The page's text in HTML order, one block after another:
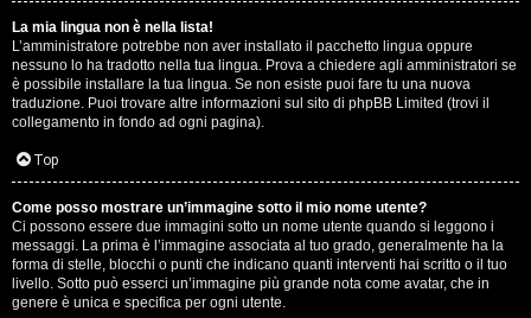
La mia lingua non è nella lista!
L’amministratore potrebbe non aver installato il pacchetto lingua oppure
nessuno lo ha tradotto nella tua lingua. Prova a chiedere agli amministratori se
è possibile installare la tua lingua. Se non esiste puoi fare tu una nuova
traduzione. Puoi trovare altre informazioni sul sito di phpBB Limited (trovi il
collegamento in fondo ad ogni pagina).
Top
Come posso mostrare un’immagine sotto il mio nome utente?
Ci possono essere due immagini sotto un nome utente quando si leggono i
messaggi. La prima è l’immagine associata al tuo grado, generalmente ha la
forma di stelle, blocchi o punti che indicano quanti interventi hai scritto o il tuo
livello. Sotto può esserci un’immagine più grande nota come avatar, che in
genere è unica e specifica per ogni utente.
r
e
:
G
i
g
i